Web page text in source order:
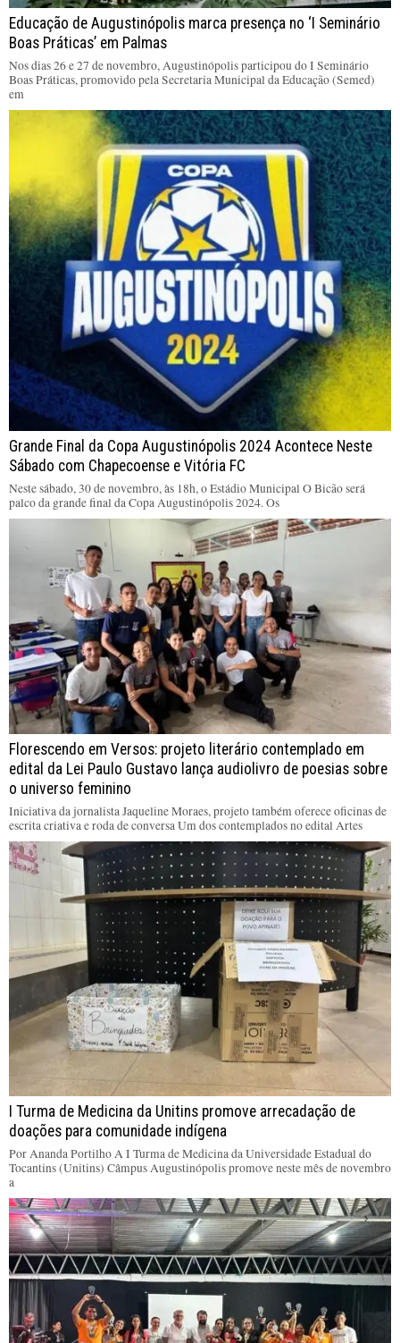
Educação de Augustinópolis marca presença no ‘I Seminário
Boas Práticas’ em Palmas
Nos dias 26 e 27 de novembro, Augustinópolis participou do I Seminário
Boas Práticas, promovido pela Secretaria Municipal da Educação (Semed)
em
Grande Final da Copa Augustinópolis 2024 Acontece Neste
Sábado com Chapecoense e Vitória FC
Neste sábado, 30 de novembro, às 18h, o Estádio Municipal O Bicão será
palco da grande final da Copa Augustinópolis 2024. Os
Florescendo em Versos: projeto literário contemplado em
edital da Lei Paulo Gustavo lança audiolivro de poesias sobre
o universo feminino
Iniciativa da jornalista Jaqueline Moraes, projeto também oferece oficinas de
escrita criativa e roda de conversa Um dos contemplados no edital Artes
I Turma de Medicina da Unitins promove arrecadação de
doações para comunidade indígena
Por Ananda Portilho A I Turma de Medicina da Universidade Estadual do
Tocantins (Unitins) Câmpus Augustinópolis promove neste mês de novembro
a